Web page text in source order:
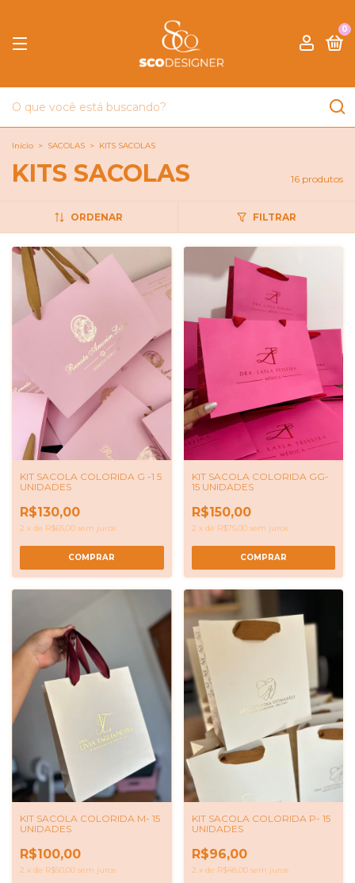
0
Início > SACOLAS > KITS SACOLAS
KITS SACOLAS 16 produtos
ORDENAR FILTRAR
KIT SACOLA COLORIDA G -1 5
UNIDADES
R$130,00
2 x de R$65,00 sem juros
COMPRAR
KIT SACOLA COLORIDA GG-
15 UNIDADES
R$150,00
2 x de R$75,00 sem juros
COMPRAR
KIT SACOLA COLORIDA M- 15
UNIDADES
R$100,00
2 x de R$50,00 sem juros
KIT SACOLA COLORIDA P- 15
UNIDADES
R$96,00
2 x de R$48,00 sem juros